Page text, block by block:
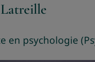
en psychologie